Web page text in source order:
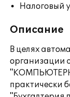
Налоговый
Описание
В целях
организации
практически